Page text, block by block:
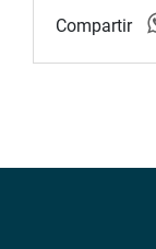
Compartir